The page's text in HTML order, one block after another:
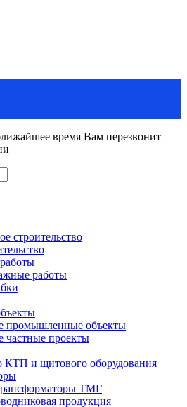
время Вам перезвонит
строительство
работы
промышленные объекты
проекты
КТП и щитового оборудования
ТМГ
продукция